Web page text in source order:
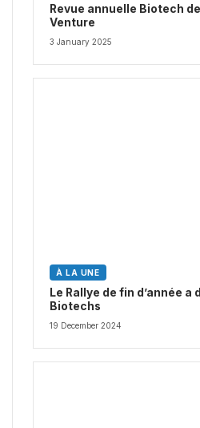
Revue annuelle Biotech
Venture
3 January 2025
À LA UNE
Le Rallye de fin d’année a
Biotechs
19 December 2024